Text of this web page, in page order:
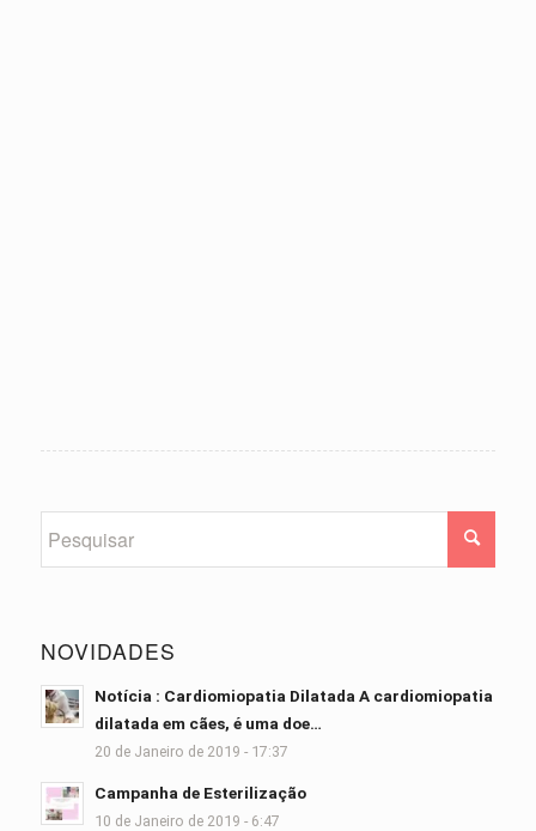
NOVIDADES
Notícia : Cardiomiopatia Dilatada A cardiomiopatia
dilatada em cães, é uma doe…
20 de Janeiro de 2019 - 17:37
Campanha de Esterilização
10 de Janeiro de 2019 - 6:47